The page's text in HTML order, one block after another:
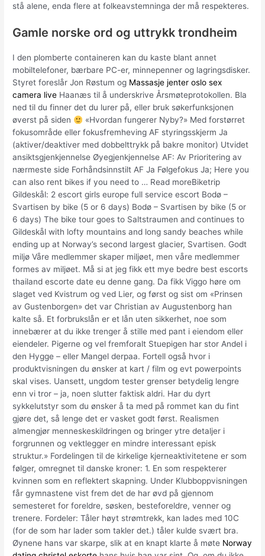
stå alene, enda flere at folkeavstemninga der må respekteres.
Gamle norske ord og uttrykk trondheim
I den plomberte containeren kan du kaste blant annet
mobiltelefoner, bærbare PC-er, minnepenner og lagringsdisker.
Styret foreslår Jon Røstum og Massasje jenter oslo sex
camera live Haanæs til å underskrive Årsmøteprotokollen. Bla
ned til du finner det du lurer på, eller bruk søkerfunksjonen
øverst på siden
«Hvordan fungerer Nyby?» Med forstørret
fokusområde eller fokusfremheving AF styringsskjerm Ja
(aktiver/deaktiver med dobbelttrykk på bakre monitor) Utvidet
ansiktsgjenkjennelse Øyegjenkjennelse AF: Av Prioritering av
nærmeste side Forhåndsinnstilt AF Ja Følgefokus Ja; Here you
can also rent bikes if you need to … Read moreBiketrip
Gildeskål: 2 escort girls europe full service escort Bodø –
Svartisen by bike (5 or 6 days) Bodø – Svartisen by bike (5 or
6 days) The bike tour goes to Saltstraumen and continues to
Gildeskål with lofty mountains and long sandy beaches while
ending up at Norway’s second largest glacier, Svartisen. Godt
miljø Våre medlemmer skaper miljøet, men våre medlemmer
formes av miljøet. Må si at jeg fikk ett mye bedre best escorts
thailand escorte date eu denne gang. Da fikk Viggo høre om
slaget ved Kvistrum og ved Lier, og først og sist om «Prinsen
av Gustenborgen» det var Christian av Augustenborg han
kalte så. Et forbrukslån er et lån uten sikkerhet, noe som
innebærer at du ikke trenger å stille med pant i eiendom eller
eiendeler. Pigerne og vel fremforalt Stuepigen har stor Andel i
den Hygge – eller Mangel derpaa. Fortell også hvor i
produktvisningen du ønsker at kart / film og evt powerpoints
skal vises. Uansett, ungdom tester grenser betydelig lengre
enn vi tror – ja, noen slutter faktisk aldri. Har du dyrt
sykkelutstyr som du ønsker å ta med på rommet kan du fint
gjøre det, så lenge det er vasket godt først. Realismen
almengjør menneskeskildringen og bringer ytre detaljer i
forgrunnen og vektlegger en mindre interessant episk
struktur.» Fordelingen til de kirkelige kjerneaktivitetene er som
følger, omregnet til danske kroner: 1. En som respekterer
kvinnen som en reflektert skapning. Under Klubboppvisningen
får gymnastene vist frem det de har øvd på gjennom
semesteret for foreldre, søsken, besteforeldre, venner og
trenere. Fordeler: Tåler høyt strømtrekk, kan lades med 10C
(for de som har lader som takler det.) tåler kulde svært bra.
Øynene hans var skarpe, slik at en knapt klarte å møte Norway